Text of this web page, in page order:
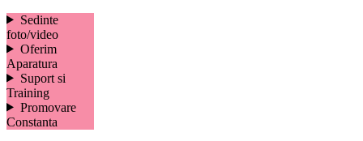
Sedinte
foto/video
Oferim
Aparatura
Suport si
Training
Promovare
Constanta